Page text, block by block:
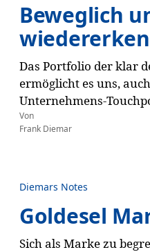
Beweglich
Das Portfolio der klar
ermöglicht es uns,
Unternehmens-
Von
Frank Diemar
Diemars Notes
Goldesel
Sich als Marke zu